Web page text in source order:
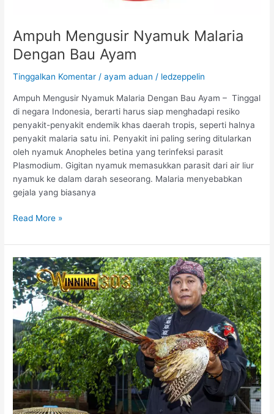
a
T
e
n
a
k
A
y
a
m
B
n
k
o
k
A
d
a
n
Ampuh Mengusir Nyamuk Malaria
Dengan Bau Ayam
Tinggalkan Komentar /ayam aduan / ledzeppelin
Ampuh Mengusir Nyamuk Malaria Dengan Bau Ayam – Tinggal
di negara Indonesia, berarti harus siap menghadapi resiko
penyakit-penyakit endemik khas daerah tropis, seperti halnya
penyakit malaria satu ini. Penyakit ini paling sering ditularkan
oleh nyamuk Anopheles betina yang terinfeksi parasit
Plasmodium. Gigitan nyamuk memasukkan parasit dari air liur
nyamuk ke dalam darah seseorang. Malaria menyebabkan
gejala yang biasanya
A
p
u
h
M
e
n
g
u
s
i
r
N
y
Read More »